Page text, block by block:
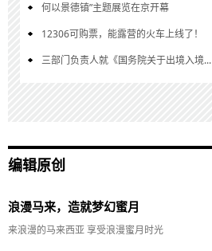
何以景德镇”主题展览在京开幕
12306可购票，能露营的火车上线了！
三部门负责人就《国务院关于出境入境...
编辑原创
浪漫马来，造就梦幻蜜月
来浪漫的马来西亚 享受浪漫蜜月时光